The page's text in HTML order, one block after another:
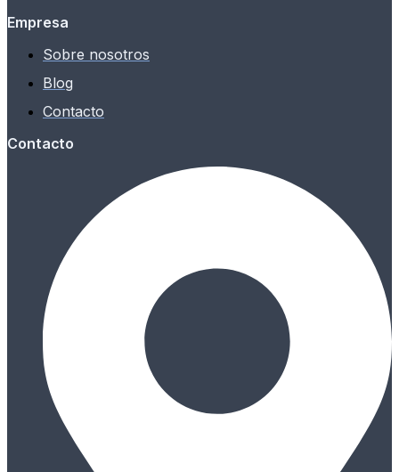
Empresa
Sobre nosotros
Blog
Contacto
Contacto